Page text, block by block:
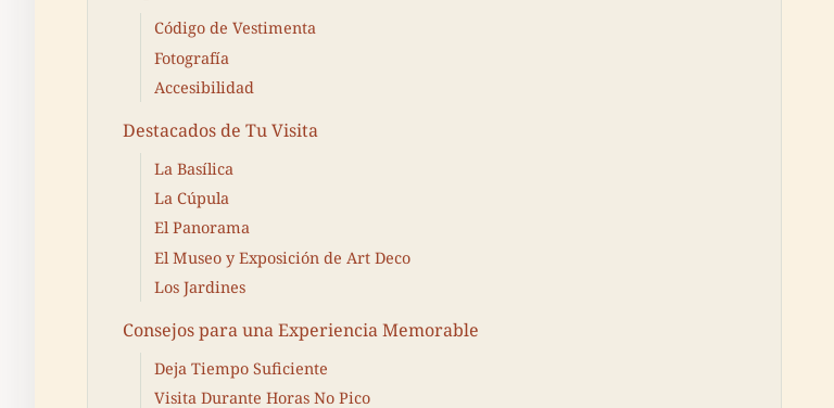
Código de Vestimenta
Fotografía
Accesibilidad
Destacados de Tu Visita
La Basílica
La Cúpula
El Panorama
El Museo y Exposición de Art Deco
Los Jardines
Consejos para una Experiencia Memorable
Deja Tiempo Suficiente
Visita Durante Horas No Pico